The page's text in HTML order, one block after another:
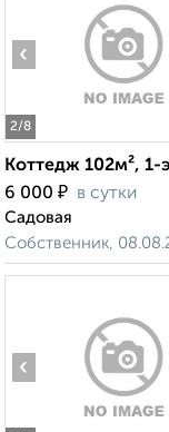
2/8
‹
Коттедж 102м²,
6 000 ₽ в сутки
Садовая
Собственник,
‹